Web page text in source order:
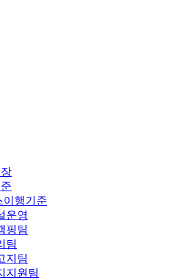
이행기준
운영
핑팀
팀
지팀
지원팀